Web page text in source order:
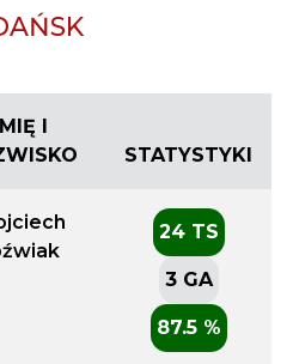
I
STATYSTYKI
24 TS
3 GA
87.5 %